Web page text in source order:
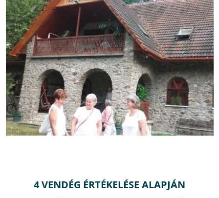
4 VENDÉG ÉRTÉKELÉSE ALAPJÁN